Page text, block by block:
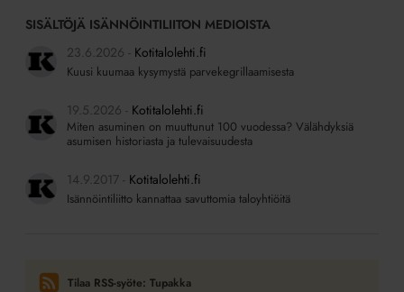
SISÄLTÖJÄ ISÄNNÖINTILIITON MEDIOISTA
23.6.2026
Kotitalolehti.fi
Kuusi kuumaa kysymystä parvekegrillaamisesta
19.5.2026 Kotitalolehti.fi
Miten asuminen on muuttunut 100 vuodessa? Välähdyksiä
asumisen historiasta ja tulevaisuudesta
14.9.2017 Kotitalolehti.fi
Isännöintiliitto kannattaa savuttomia taloyhtiöitä
Tilaa RSS-syöte: Tupakka